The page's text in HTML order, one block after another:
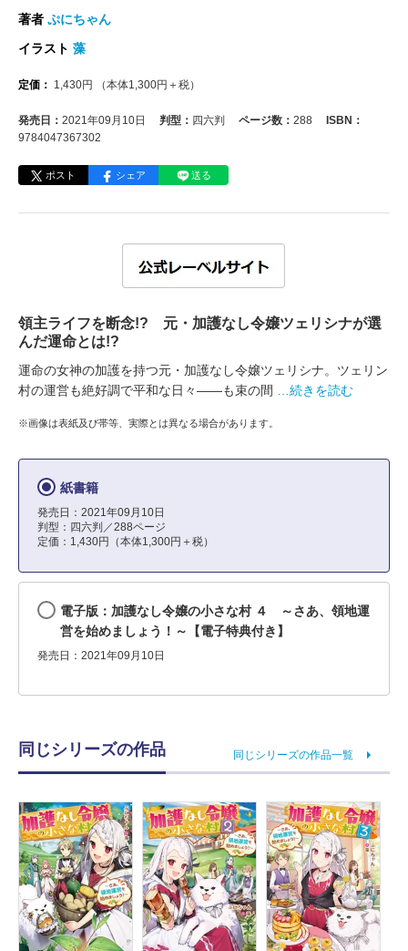
著者 ぷにちゃん
イラスト 藻
定価： 1,430円 （本体1,300円＋税）
発売日： 2021年09月10日 判型： 四六判 ページ数： 288
ISBN：
9784047367302
ポスト シェア 送る
領主ライフを断念!? 元・加護なし令嬢ツェリシナが選
んだ運命とは!?
運命の女神の加護を持つ元・加護なし令嬢ツェリシナ。ツェリン
村の運営も絶好調で平和な日々――も束の間
…続きを読む
※画像は表紙及び帯等、実際とは異なる場合があります。
紙書籍
発売日：2021年09月10日
判型：四六判／288ページ
定価：1,430円（本体1,300円＋税）
電子版：加護なし令嬢の小さな村 ４ ～さあ、領地運
営を始めましょう！～【電子特典付き】
発売日：2021年09月10日
同じシリーズの作品 同じシリーズの作品一覧